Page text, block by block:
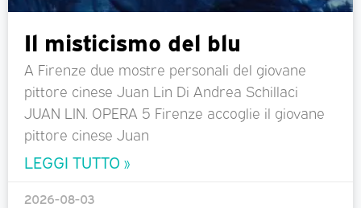
Il misticismo del blu
A Firenze due mostre personali del giovane
pittore cinese Juan Lin Di Andrea Schillaci
JUAN LIN. OPERA 5 Firenze accoglie il giovane
pittore cinese Juan
LEGGI TUTTO »
2026-08-03